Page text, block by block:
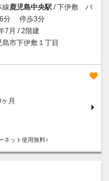
線鹿児島中央駅 / 下伊敷 バ
分 停歩3分
7月 / 2階建
島市下伊敷１丁目
月
ネット使用無料♪